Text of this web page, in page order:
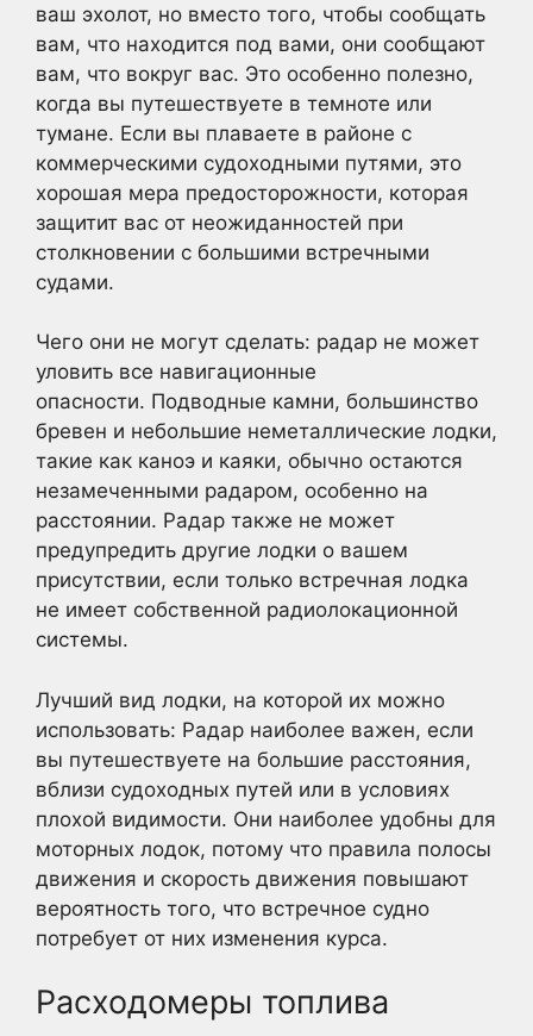
ваш эхолот, но вместо того, чтобы сообщать
вам, что находится под вами, они сообщают
вам, что вокруг вас. Это особенно полезно,
когда вы путешествуете в темноте или
тумане. Если вы плаваете в районе с
коммерческими судоходными путями, это
хорошая мера предосторожности, которая
защитит вас от неожиданностей при
столкновении с большими встречными
судами.
Чего они не могут сделать: радар не может
уловить все навигационные
опасности. Подводные камни, большинство
бревен и небольшие неметаллические лодки,
такие как каноэ и каяки, обычно остаются
незамеченными радаром, особенно на
расстоянии. Радар также не может
предупредить другие лодки о вашем
присутствии, если только встречная лодка
не имеет собственной радиолокационной
системы.
Лучший вид лодки, на которой их можно
использовать: Радар наиболее важен, если
вы путешествуете на большие расстояния,
вблизи судоходных путей или в условиях
плохой видимости. Они наиболее удобны для
моторных лодок, потому что правила полосы
движения и скорость движения повышают
вероятность того, что встречное судно
потребует от них изменения курса.
Расходомеры топлива